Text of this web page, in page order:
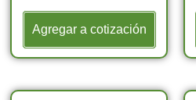
Agregar a cotización